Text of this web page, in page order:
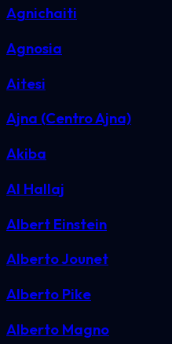
Agnichaiti
Agnosia
Aitesi
Ajna (Centro Ajna)
Akiba
Al Hallaj
Albert Einstein
Alberto Jounet
Alberto Pike
Alberto Magno